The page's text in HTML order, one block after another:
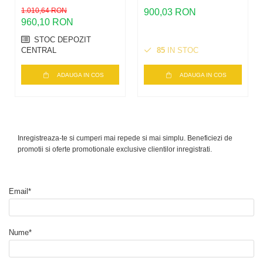
pentru Invertor |
Măsurare Trifazată
80A
1.010,64 RON
960,10 RON
STOC DEPOZIT
CENTRAL
ADAUGA IN COS
900,03 RON
85 IN STOC
ADAUGA IN COS
Inregistreaza-te si cumperi mai repede si mai simplu. Beneficiezi de
promotii si oferte promotionale exclusive clientilor inregistrati.
Email*
Nume*